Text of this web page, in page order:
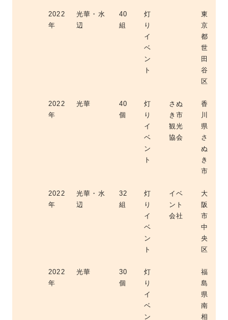
2022
年
光華・水
辺
40
組
灯
り
イ
ベ
ン
ト
東
京
都
世
田
谷
区
2022
年
光華
40
個
灯
り
イ
ベ
ン
ト
さぬ
き市
観光
協会
香
川
県
さ
ぬ
き
市
2022
年
光華・水
辺
32
組
灯
り
イ
ベ
ン
ト
イベ
ント
会社
大
阪
市
中
央
区
2022
年
光華
30
個
灯
り
イ
ベ
ン
福
島
県
南
相